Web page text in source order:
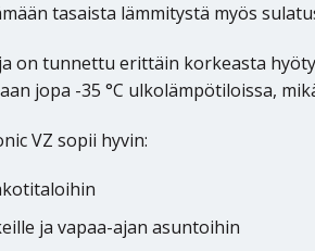
tasaista lämmitystä myös
on tunnettu erittäin korkeasta
jopa -35 °C ulkolämpötiloissa,
VZ sopii hyvin:
ja vapaa-ajan asuntoihin